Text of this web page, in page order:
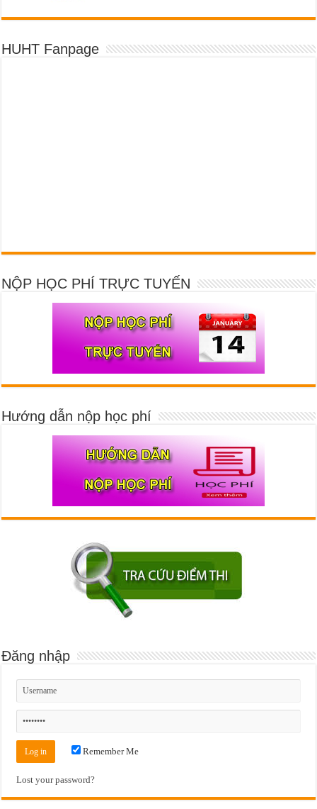
HUHT Fanpage
NỘP HỌC PHÍ TRỰC TUYẾN
Hướng dẫn nộp học phí
Đăng nhập
Remember Me
Lost your password?